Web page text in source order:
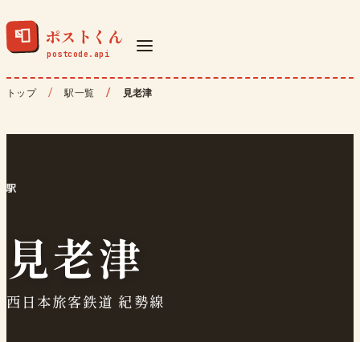
📮 ポストくん
トップ 駅一覧 見老津
駅
見老津
西日本旅客鉄道 紀勢線